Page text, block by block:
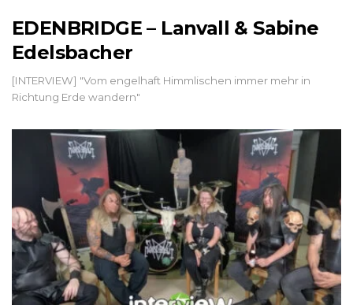
EDENBRIDGE – Lanvall & Sabine
Edelsbacher
[INTERVIEW] "Vom engelhaft Himmlischen immer mehr in
Richtung Erde wandern"